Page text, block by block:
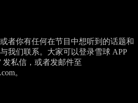
者你有任何在节目中想听到的话题和
我们联系。大家可以登录雪球 APP
发私信，或者发邮件至
。